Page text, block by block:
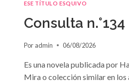
ESE TÍTULO ESQUIVO
Consulta n.°134
Por admin 06/08/2026
Es una novela publicada por
Mira o colección similar en los